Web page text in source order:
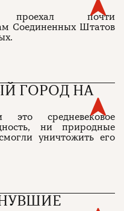
проехал почти
Соединенных Штатов
ГОРОД НА
средневековое
ни природные
уничтожить его